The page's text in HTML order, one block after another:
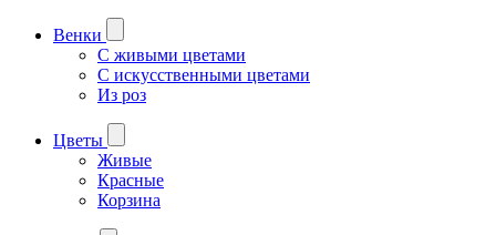
Венки
С живыми цветами
С искусственными цветами
Из роз
Цветы
Живые
Красные
Корзина